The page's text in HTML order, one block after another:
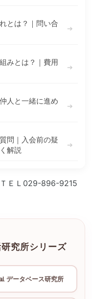
とは？｜問い合
➔
みとは？｜費用
➔
人と一緒に進め
➔
問｜入会前の疑
解説
➔
ＥＬ029-896-9215
究所シリーズ
データベース研究所